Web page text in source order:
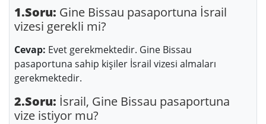
1.Soru: Gine Bissau pasaportuna İsrail
vizesi gerekli mi?
Cevap: Evet gerekmektedir. Gine Bissau
pasaportuna sahip kişiler İsrail vizesi almaları
gerekmektedir.
2.Soru: İsrail, Gine Bissau pasaportuna
vize istiyor mu?